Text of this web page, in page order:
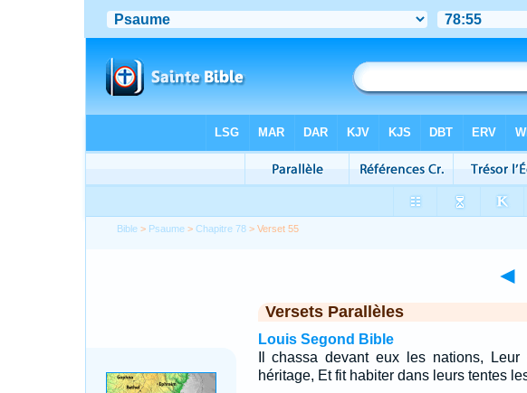
Bible > Psaume >Chapitre 78 > Verset 55
◄
Versets Parallèles
Louis Segond Bible
Il chassa devant eux les nations,
héritage, Et fit habiter dans leurs tentes